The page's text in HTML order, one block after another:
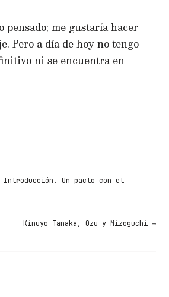
pensado; me gustaría hacer
Pero a día de hoy no tengo
ni se encuentra en
Un pacto con el
Kinuyo Tanaka, Ozu y Mizoguchi→